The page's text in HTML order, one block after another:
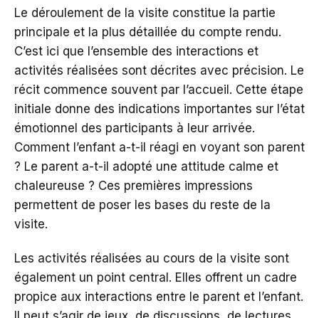
Le déroulement de la visite constitue la partie
principale et la plus détaillée du compte rendu.
C’est ici que l’ensemble des interactions et
activités réalisées sont décrites avec précision. Le
récit commence souvent par l’accueil. Cette étape
initiale donne des indications importantes sur l’état
émotionnel des participants à leur arrivée.
Comment l’enfant a-t-il réagi en voyant son parent
? Le parent a-t-il adopté une attitude calme et
chaleureuse ? Ces premières impressions
permettent de poser les bases du reste de la
visite.
Les activités réalisées au cours de la visite sont
également un point central. Elles offrent un cadre
propice aux interactions entre le parent et l’enfant.